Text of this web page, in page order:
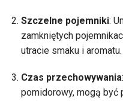
Szczelne pojemniki:
zamkniętych
utracie smaku i aromatu.
Czas przechowywania
pomidorowy, mogą być